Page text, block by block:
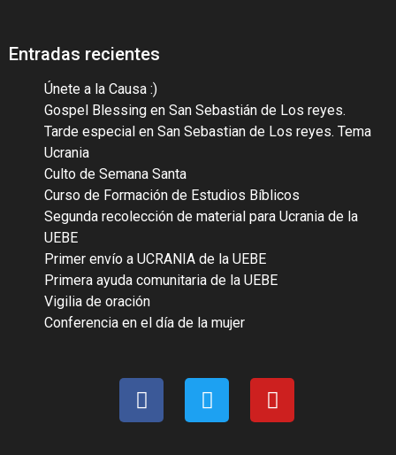
Entradas recientes
Únete a la Causa :)
Gospel Blessing en San Sebastián de Los reyes.
Tarde especial en San Sebastian de Los reyes. Tema
Ucrania
Culto de Semana Santa
Curso de Formación de Estudios Bíblicos
Segunda recolección de material para Ucrania de la
UEBE
Primer envío a UCRANIA de la UEBE
Primera ayuda comunitaria de la UEBE
Vigilia de oración
Conferencia en el día de la mujer